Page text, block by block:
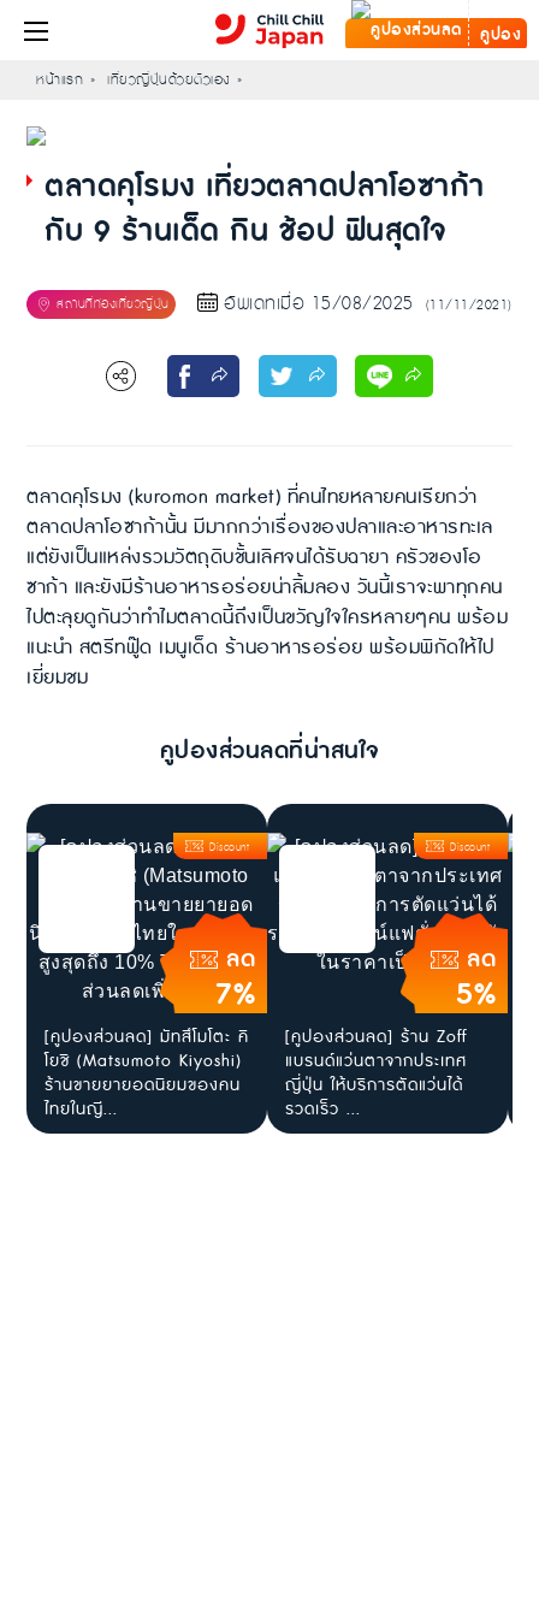
คูปอง
หน้าแรก เที่ยวญี่ปุ่นด้วยตัวเอง
ตลาดคุโรมง เที่ยวตลาดปลาโอซาก้า
กับ 9 ร้านเด็ด กิน ช้อป ฟินสุดใจ
อัพเดทเมื่อ 15/08/2025 (11/11/2021)
ตลาดคุโรมง (kuromon market) ที่คนไทยหลายคนเรียกว่า
ตลาดปลาโอซาก้านั้น มีมากกว่าเรื่องของปลาและอาหารทะเล
แต่ยังเป็นแหล่งรวมวัตถุดิบชั้นเลิศจนได้รับฉายา ครัวของโอ
ซาก้า และยังมีร้านอาหารอร่อยน่าลิ้มลอง วันนี้เราจะพาทุกคน
ไปตะลุยดูกันว่าทำไมตลาดนี้ถึงเป็นขวัญใจใครหลายๆคน พร้อม
แนะนำ สตรีทฟู๊ด เมนูเด็ด ร้านอาหารอร่อย พร้อมพิกัดให้ไป
เยี่ยมชม
คูปองส่วนลดที่น่าสนใจ
ลด
7%
Discount
[คูปองส่วนลด] มัทสึโมโตะ คิ
โยชิ (Matsumoto Kiyoshi)
ร้านขายยายอดนิยมของคน
ไทยในญี...
ลด
5%
Discount
[คูปองส่วนลด] ร้าน Zoff
แบรนด์แว่นตาจากประเทศ
ญี่ปุ่น ให้บริการตัดแว่นได้
รวดเร็ว ...